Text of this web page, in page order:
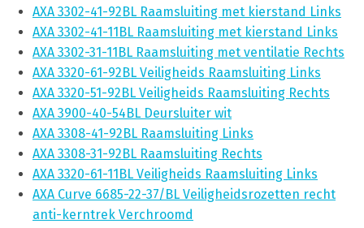
AXA 3302-41-92BL Raamsluiting met kierstand Links
AXA 3302-41-11BL Raamsluiting met kierstand Links
AXA 3302-31-11BL Raamsluiting met ventilatie Rechts
AXA 3320-61-92BL Veiligheids Raamsluiting Links
AXA 3320-51-92BL Veiligheids Raamsluiting Rechts
AXA 3900-40-54BL Deursluiter wit
AXA 3308-41-92BL Raamsluiting Links
AXA 3308-31-92BL Raamsluiting Rechts
AXA 3320-61-11BL Veiligheids Raamsluiting Links
AXA Curve 6685-22-37/BL Veiligheidsrozetten recht
anti-kerntrek Verchroomd